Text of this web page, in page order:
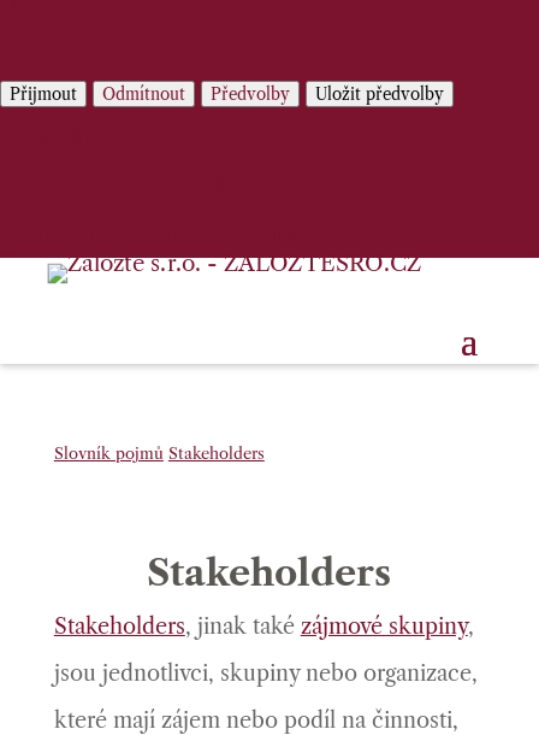
Přijmout Odmítnout Předvolby Uložit předvolby
Slovník pojmů Stakeholders
Stakeholders
Stakeholders, jinak také zájmové skupiny,
jsou jednotlivci, skupiny nebo organizace,
které mají zájem nebo podíl na činnosti,